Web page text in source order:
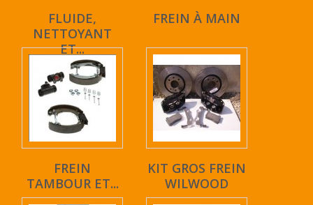
FLUIDE,
NETTOYANT
ET...
FREIN À MAIN
FREIN
TAMBOUR ET...
KIT GROS FREIN
WILWOOD